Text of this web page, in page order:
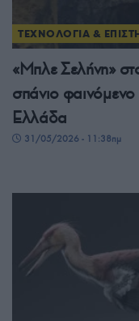
ΤΕΧΝΟΛΟΓΙΑ &
«Μπλε Σελήνη»
σπάνιο φαινόμενο
Ελλάδα
31/05/2026 - 11:38πμ